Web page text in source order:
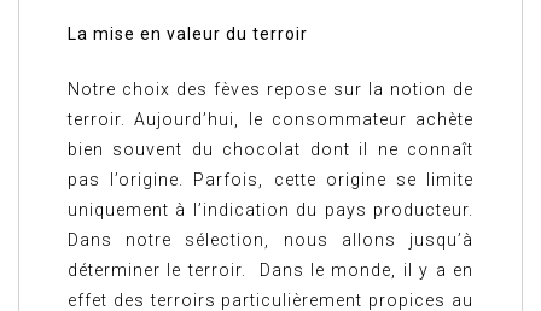
La mise en valeur du terroir
Notre choix des fèves repose sur la notion de
terroir. Aujourd’hui, le consommateur achète
bien souvent du chocolat dont il ne connaît
pas l’origine. Parfois, cette origine se limite
uniquement à l’indication du pays producteur.
Dans notre sélection, nous allons jusqu’à
déterminer le terroir. Dans le monde, il y a en
effet des terroirs particulièrement propices au